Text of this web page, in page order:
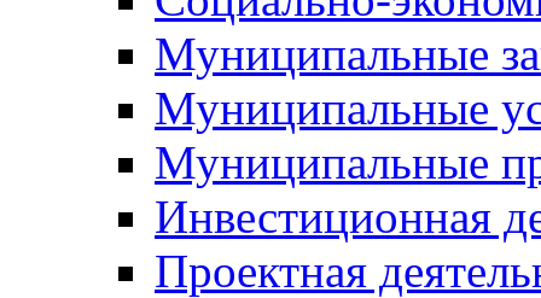
Муниципальные
Муниципальные
Муниципальные
Инвестиционная
Проектная